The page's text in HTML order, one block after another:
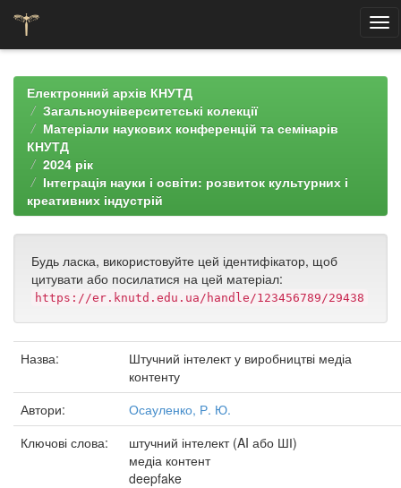
navigationЕлектронний архів КНУТД
Загальноуніверситетські колекції
Матеріали наукових конференцій та семінарів
КНУТД
2024 рік
Інтеграція науки і освіти: розвиток культурних і
креативних індустрій
Будь ласка, використовуйте цей ідентифікатор, щоб
цитувати або посилатися на цей матеріал:
https://er.knutd.edu.ua/handle/123456789/29438
Назва:
Штучний інтелект у виробництві медіа
контенту
Автори:
Осауленко, Р. Ю.
Ключові слова:
штучний інтелект (AI або ШІ)
медіа контент
deepfake